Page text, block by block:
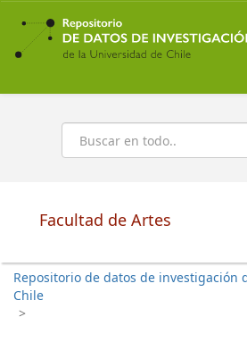
Ir
contenido
principal
Buscar
Facultad de Artes
Repositorio de datos de investigación
Chile
>